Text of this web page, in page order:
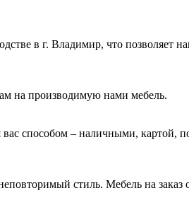
в г. Владимир, что позволяет
на производимую нами мебель.
способом – наличными, картой,
стиль. Мебель на заказ